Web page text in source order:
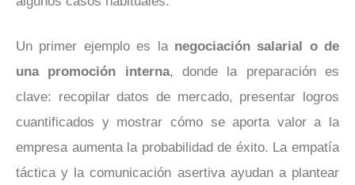
Un primer ejemplo es la negociación salarial o de
una promoción interna, donde la preparación es
clave: recopilar datos de mercado, presentar logros
cuantificados y mostrar cómo se aporta valor a la
empresa aumenta la probabilidad de éxito. La empatía
táctica y la comunicación asertiva ayudan a plantear